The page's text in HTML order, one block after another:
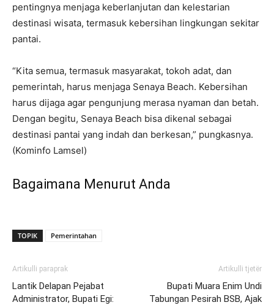
pentingnya menjaga keberlanjutan dan kelestarian
destinasi wisata, termasuk kebersihan lingkungan sekitar
pantai.
“Kita semua, termasuk masyarakat, tokoh adat, dan
pemerintah, harus menjaga Senaya Beach. Kebersihan
harus dijaga agar pengunjung merasa nyaman dan betah.
Dengan begitu, Senaya Beach bisa dikenal sebagai
destinasi pantai yang indah dan berkesan,” pungkasnya.
(Kominfo Lamsel)
Bagaimana Menurut Anda
TOPIK Pemerintahan
Artikulli paraprak
Lantik Delapan Pejabat
Administrator, Bupati Egi:
Artikulli tjetër
Bupati Muara Enim Undi
Tabungan Pesirah BSB, Ajak